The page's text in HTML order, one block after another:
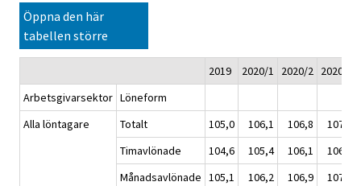
Öppna den här
tabellen större
2019 2020/1 2020/2 2020/3
Arbetsgivarsektor Löneform
Alla löntagare
Totalt 105,0 106,1 106,8
107,4
Timavlönade
104,6 105,4 106,1
106,5
Månadsavlönade 105,1 106,2 106,9
107,5